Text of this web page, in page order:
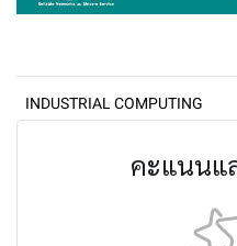
INDUSTRIAL COMPUTING
คะแนนแ